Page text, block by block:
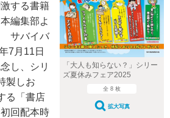
「大人も知らない？」シリー
ズ夏休みフェア2025
全 8 枚
拡大写真
する書籍
編集部よ
サバイバ
7月11日
し、シリ
製しお
る「書店
回配本時